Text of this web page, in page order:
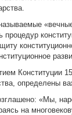
процедур
Конституции
определены
«Мы,
на